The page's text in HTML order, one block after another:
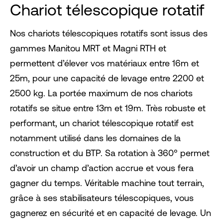
Chariot télescopique rotatif
Nos chariots télescopiques rotatifs sont issus des
gammes Manitou MRT et Magni RTH et
permettent d’élever vos matériaux entre 16m et
25m, pour une capacité de levage entre 2200 et
2500 kg. La portée maximum de nos chariots
rotatifs se situe entre 13m et 19m. Très robuste et
performant, un chariot télescopique rotatif est
notamment utilisé dans les domaines de la
construction et du BTP. Sa rotation à 360° permet
d’avoir un champ d’action accrue et vous fera
gagner du temps. Véritable machine tout terrain,
grâce à ses stabilisateurs télescopiques, vous
gagnerez en sécurité et en capacité de levage. Un